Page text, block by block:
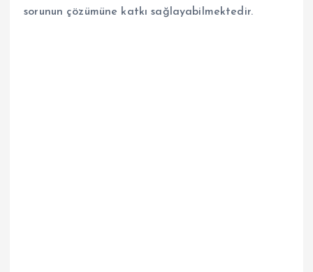
sorunun çözümüne katkı sağlayabilmektedir.